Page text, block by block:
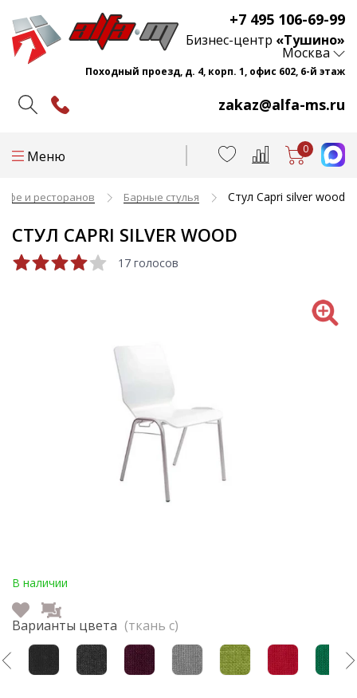
+7 495 106-69-99
zakaz@alfa-ms.ru
Бизнес-центр «Тушино»
Москва
Походный проезд, д. 4, корп. 1, офис 602, 6-й этаж
Меню 0
и ресторанов Барные стулья Стул Capri silver wood
СТУЛ CAPRI SILVER WOOD
17 голосов
В наличии
Варианты цвета (ткань с)